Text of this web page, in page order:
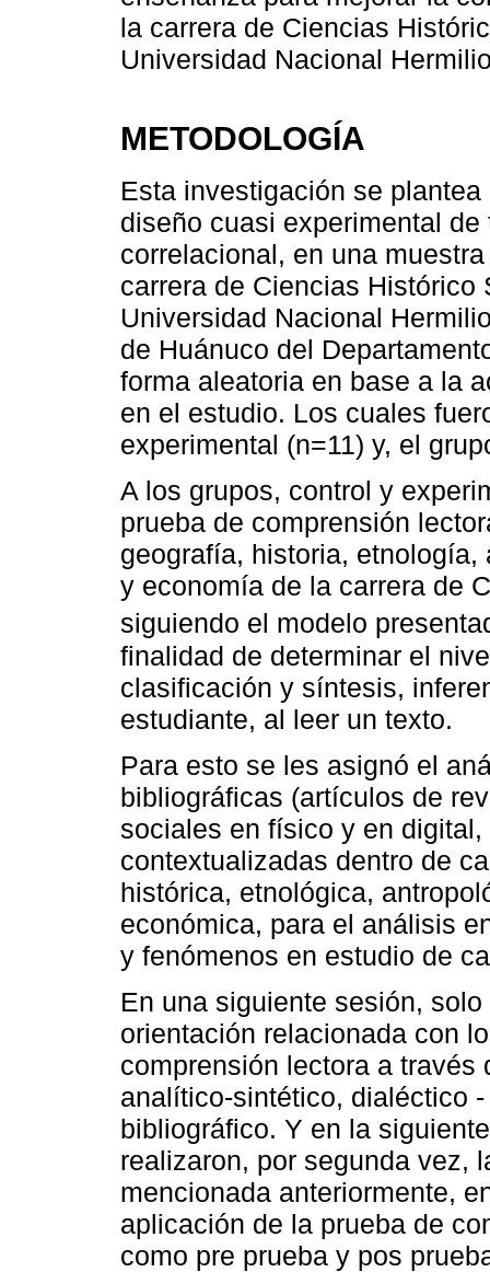
la carrera de Ciencias
Universidad Nacional
METODOLOGÍA
Esta investigación se
diseño cuasi experimental
correlacional, en una
carrera de Ciencias Histórico
Universidad Nacional
de Huánuco del
forma aleatoria en base a la
en el estudio. Los cuales
experimental (n=11) y, el
A los grupos, control y
prueba de comprensión
geografía, historia,
y economía de la carrera de
siguiendo el modelo
finalidad de determinar el
clasificación y síntesis,
estudiante, al leer un texto.
Para esto se les asignó el
bibliográficas (artículos de
sociales en físico y en
contextualizadas dentro de
histórica, etnológica,
económica, para el análisis
y fenómenos en estudio de
En una siguiente sesión,
orientación relacionada con
comprensión lectora a
analítico-sintético, dialéctico
bibliográfico. Y en la
realizaron, por segunda vez,
mencionada anteriormente,
aplicación de la prueba de
como pre prueba y pos